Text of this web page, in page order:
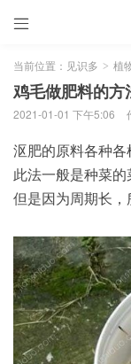

当前位置： 见识多 > 植
鸡毛做肥料的方
2021-01-01 下午5:06
沤肥的原料各种各
此法一般是种菜
但是因为周期长，